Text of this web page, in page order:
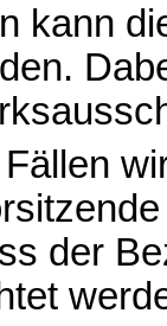
kann
der